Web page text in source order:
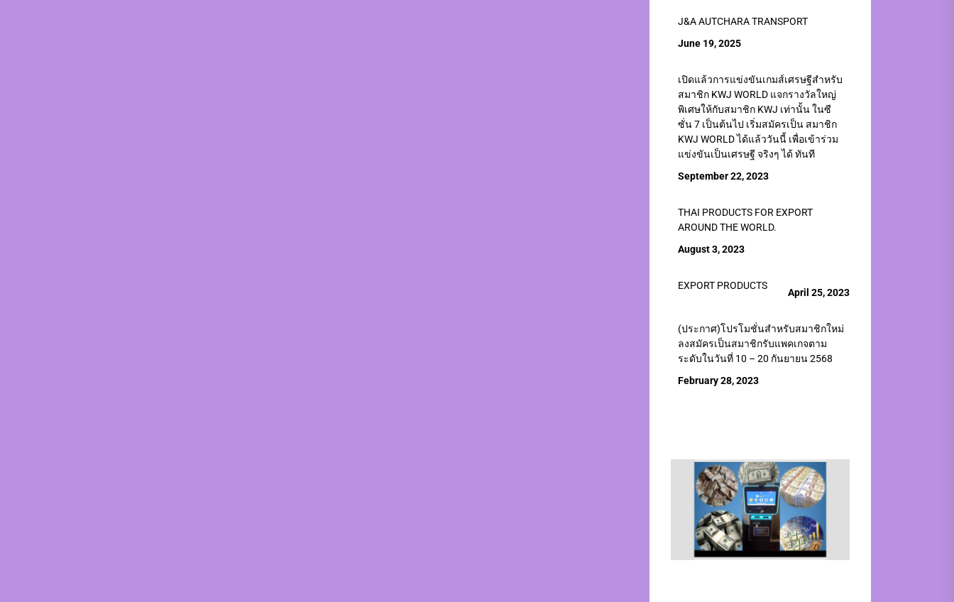
J&A AUTCHARA TRANSPORT
June 19, 2025
เปิดแล้วการแข่งขันเกมส์เศรษฐีสำหรับ
สมาชิก KWJ WORLD แจกรางวัลใหญ่
พิเศษให้กับสมาชิก KWJ เท่านั้น ในซี
ซั่น 7 เป็นต้นไป เริ่มสมัครเป็น สมาชิก
KWJ WORLD ได้แล้ววันนี้ เพื่อเข้าร่วม
แข่งขันเป็นเศรษฐี จริงๆ ได้ ทันที
September 22, 2023
THAI PRODUCTS FOR EXPORT
AROUND THE WORLD.
August 3, 2023
EXPORT PRODUCTS
April 25, 2023
(ประกาศ)โปรโมชั่นสำหรับสมาชิกใหม่
ลงสมัครเป็นสมาชิกรับแพคเกจตาม
ระดับในวันที่ 10 – 20 กันยายน 2568
February 28, 2023